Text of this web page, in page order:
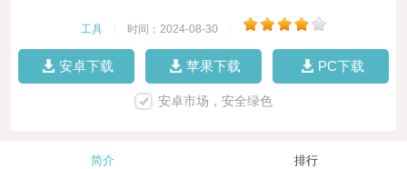
工具 时间：2024-08-30
安卓下载 苹果下载 PC下载
安卓市场，安全绿色
简介 排行